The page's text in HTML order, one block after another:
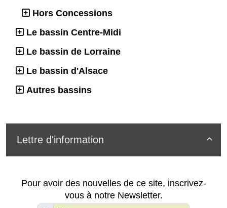
Hors Concessions
Le bassin Centre-Midi
Le bassin de Lorraine
Le bassin d'Alsace
Autres bassins

Lettre d'information
Pour avoir des nouvelles de ce site, inscrivez-
vous à notre Newsletter.